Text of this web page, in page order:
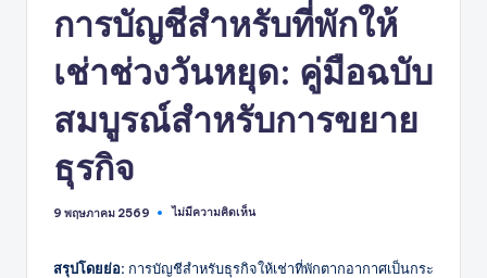
การบัญชีสำหรับที่พักให้
เช่าช่วงวันหยุด: คู่มือฉบับ
สมบูรณ์สำหรับการขยาย
ธุรกิจ
9 พฤษภาคม 2569 ไม่มีความคิดเห็น
สรุปโดยย่อ: การบัญชีสำหรับธุรกิจให้เช่าที่พักตากอากาศเป็นกระ